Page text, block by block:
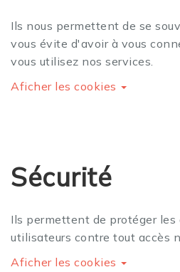
Ils nous permettent de se
vous évite d'avoir à vous
vous utilisez nos services.
Aficher les cookies
Sécurité
Ils permettent de protéger les
utilisateurs contre tout accès
Aficher les cookies